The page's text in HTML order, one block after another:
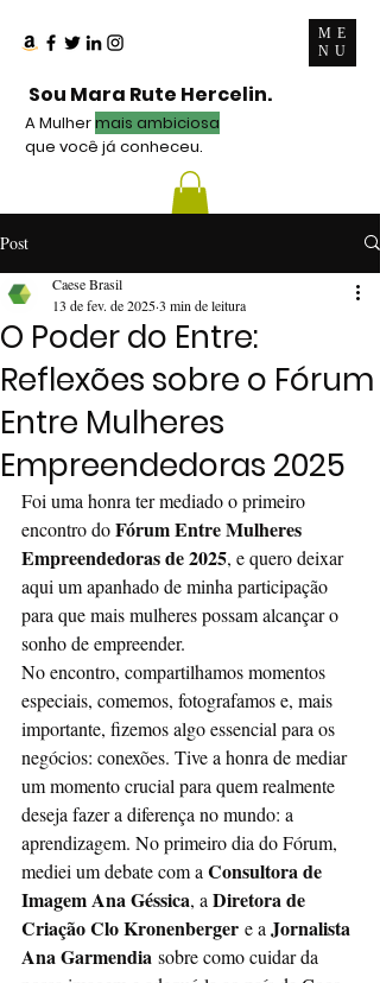
ME
NU
Sou Mara Rute Hercelin.
A Mulhermais ambiciosa
que você já conheceu.
Post
O Poder do Entre:
Reflexões sobre o Fórum
Entre Mulheres
Empreendedoras 2025
Caese Brasil
13 de fev. de 20253 min de leitura
Foi uma honra ter mediado o primeiro
encontro do Fórum Entre Mulheres
Empreendedoras de 2025, e quero deixar
aqui um apanhado de minha participação
para que mais mulheres possam alcançar o
sonho de empreender.
No encontro, compartilhamos momentos
especiais, comemos, fotografamos e, mais
importante, fizemos algo essencial para os
negócios: conexões. Tive a honra de mediar
um momento crucial para quem realmente
deseja fazer a diferença no mundo: a
aprendizagem. No primeiro dia do Fórum,
mediei um debate com a Consultora de
Imagem Ana Géssica, a Diretora de
Criação Clo Kronenberger e a Jornalista
Ana Garmendia sobre como cuidar da